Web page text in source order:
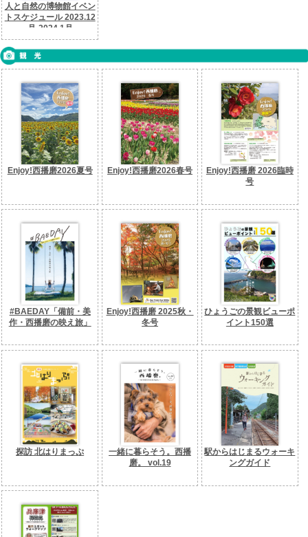
人と自然の博物館イベン
トスケジュール 2023.12
月-2024.1月
Enjoy!西播磨2026夏号 Enjoy!西播磨2026春号
Enjoy!西播磨 2026臨時
号
#BAEDAY「備前・美
作・西播磨の映え旅」
Enjoy!西播磨 2025秋・
冬号
ひょうごの景観ビューポ
イント150選
探訪 北はりまっぷ
一緒に暮らそう。西播
磨。 vol.19
駅からはじまるウォーキ
ングガイド